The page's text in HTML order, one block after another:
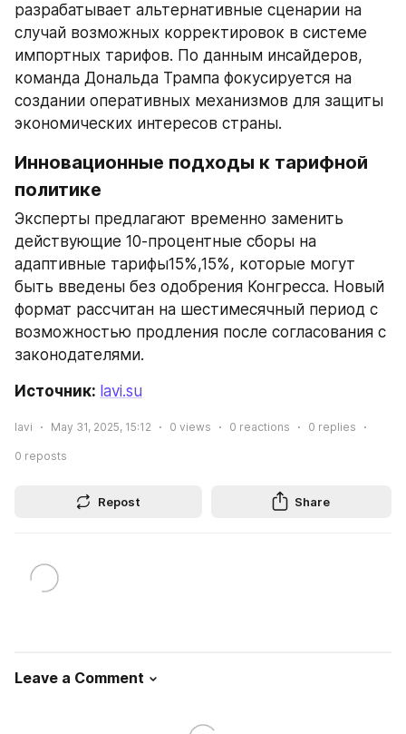
разрабатывает альтернативные сценарии на
случай возможных корректировок в системе
импортных тарифов. По данным инсайдеров,
команда Дональда Трампа фокусируется на
создании оперативных механизмов для защиты
экономических интересов страны.
Инновационные подходы к тарифной
политике
Эксперты предлагают временно заменить
действующие 10-процентные сборы на
адаптивные тарифы15%,15%, которые могут
быть введены без одобрения Конгресса. Новый
формат рассчитан на шестимесячный период с
возможностью продления после согласования с
законодателями.
Источник: lavi.su
lavi May 31, 2025, 15:12 0 views 0 reactions 0 replies
0 reposts
Repost Share
Leave a Comment